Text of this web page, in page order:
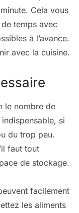
Cela vous
temps avec
à l’avance.
avec la cuisine.
le nombre de
si
du trop peu.
faut tout
de stockage.
facilement
les aliments